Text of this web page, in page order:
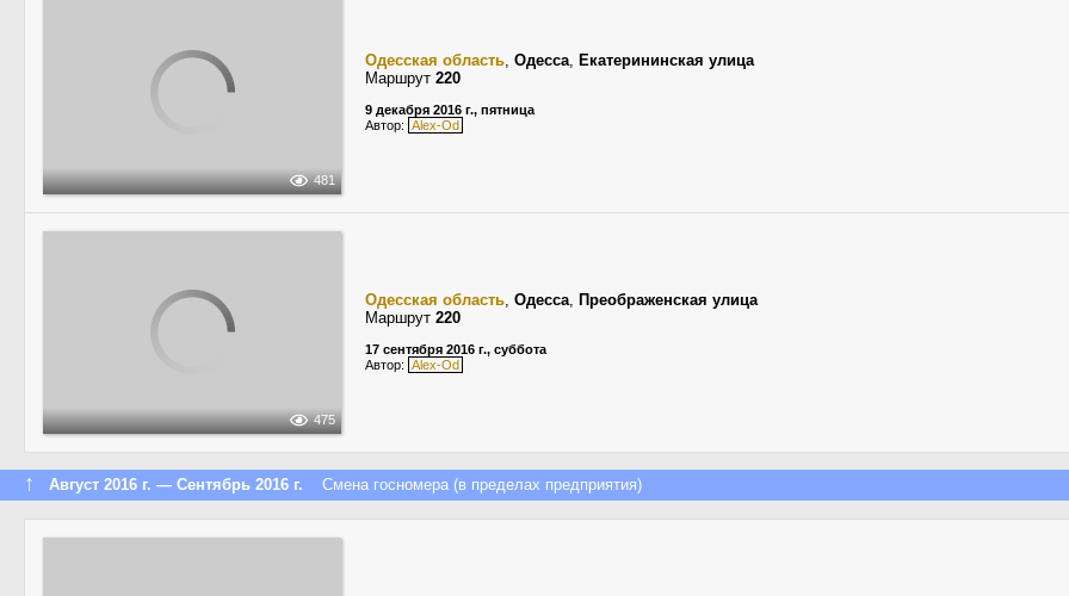
481
Одесская область, Одесса, Екатерининская улица
Маршрут 220
9 декабря 2016 г., пятница
Автор: Alex-Od
475
Одесская область, Одесса, Преображенская улица
Маршрут 220
17 сентября 2016 г., суббота
Автор: Alex-Od
↑ Август 2016 г. — Сентябрь 2016 г. Смена госномера (в пределах предприятия)